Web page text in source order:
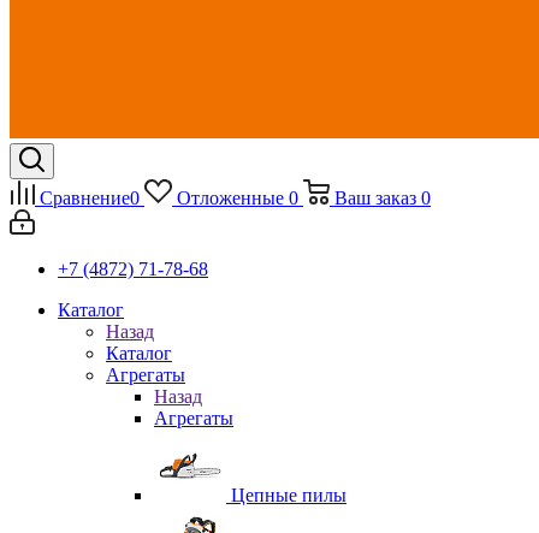
Сравнение0 Отложенные 0 Ваш заказ 0
+7 (4872) 71-78-68
Каталог
Назад
Каталог
Агрегаты
Назад
Агрегаты
Цепные пилы